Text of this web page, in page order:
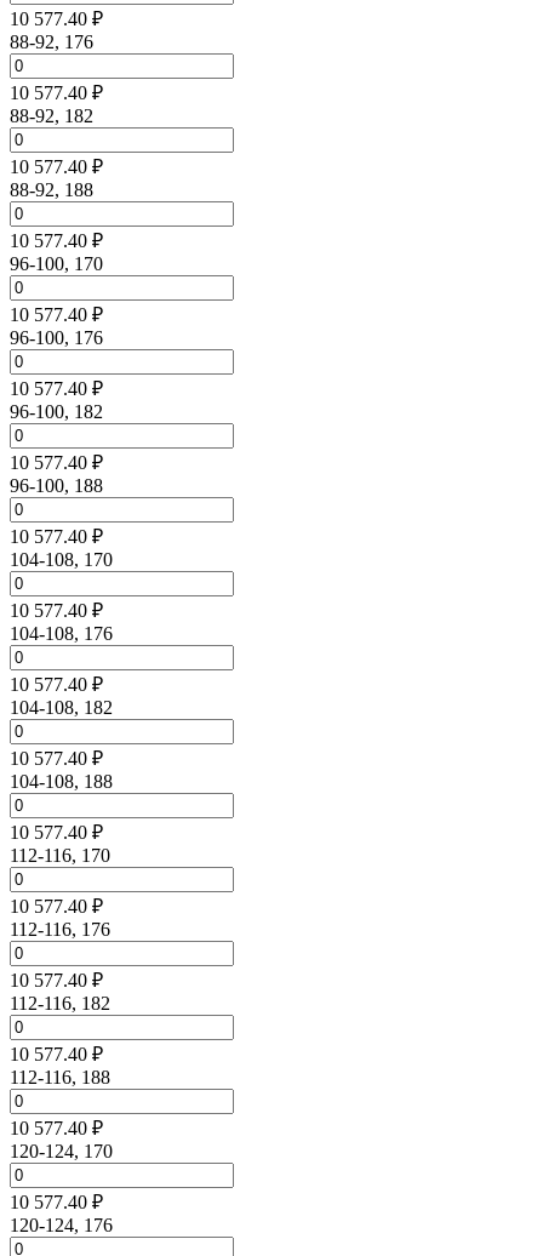
10 577.40 ₽
88-92, 176
10 577.40 ₽
88-92, 182
10 577.40 ₽
88-92, 188
10 577.40 ₽
96-100, 170
10 577.40 ₽
96-100, 176
10 577.40 ₽
96-100, 182
10 577.40 ₽
96-100, 188
10 577.40 ₽
104-108, 170
10 577.40 ₽
104-108, 176
10 577.40 ₽
104-108, 182
10 577.40 ₽
104-108, 188
10 577.40 ₽
112-116, 170
10 577.40 ₽
112-116, 176
10 577.40 ₽
112-116, 182
10 577.40 ₽
112-116, 188
10 577.40 ₽
120-124, 170
10 577.40 ₽
120-124, 176